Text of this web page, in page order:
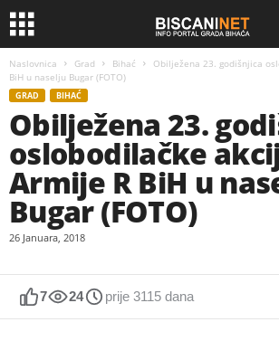
Naslovnica Grad Bihać
Obilježena 23. godišnjica
BiH u naselju Bugar (FOTO)
GRAD BIHAĆ
Obilježena 23.
oslobodilačke
Armije R BiH u
Bugar (FOTO)
26 Januara, 2018
7 24 prije 3115 dana